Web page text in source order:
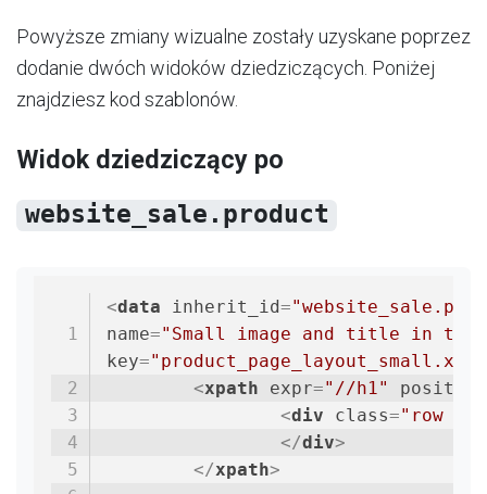
Powyższe zmiany wizualne zostały uzyskane poprzez
dodanie dwóch widoków dziedziczących. Poniżej
znajdziesz kod szablonów.
Widok dziedziczący po
website_sale.product
<data inherit_id=
name="Small image and title in top
key=
<xpath expr="//h1" position
<div class="row
</div>
</xpath>